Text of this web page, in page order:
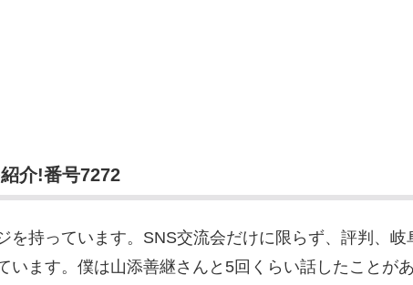
介!番号7272
を持っています。SNS交流会だけに限らず、評判、岐
います。僕は山添善継さんと5回くらい話したことがあ